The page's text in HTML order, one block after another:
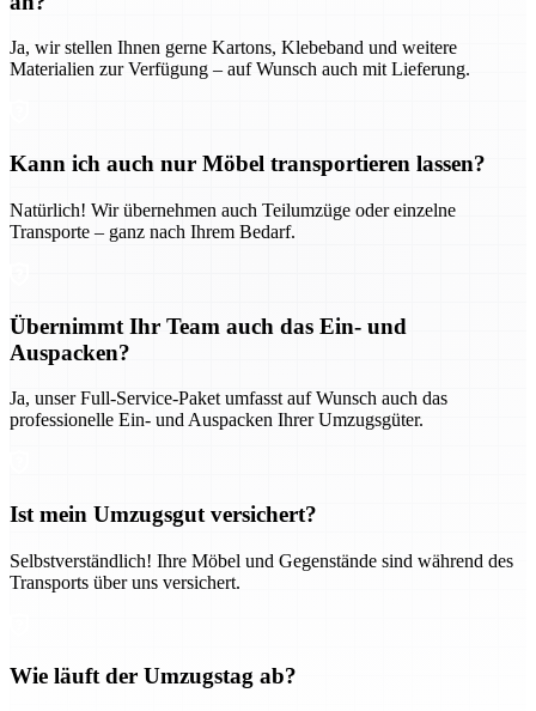
Ja, wir stellen Ihnen gerne Kartons, Klebeband und weitere
Materialien zur Verfügung – auf Wunsch auch mit Lieferung.
Kann ich auch nur Möbel transportieren lassen?
Natürlich! Wir übernehmen auch Teilumzüge oder einzelne
Transporte – ganz nach Ihrem Bedarf.
Übernimmt Ihr Team auch das Ein- und
Auspacken?
Ja, unser Full-Service-Paket umfasst auf Wunsch auch das
professionelle Ein- und Auspacken Ihrer Umzugsgüter.
Ist mein Umzugsgut versichert?
Selbstverständlich! Ihre Möbel und Gegenstände sind während des
Transports über uns versichert.
Wie läuft der Umzugstag ab?